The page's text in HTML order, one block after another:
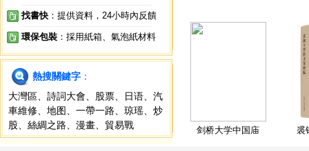
找書快 ：提供資料，24小時內反饋
環保包裝 ：採用紙箱、氣泡紙材料
熱搜關鍵字 ：
大灣區
詩詞大會 股票 日语
汽
車維修
地图 一帶一路 琼瑶
炒
股
絲綢之路 漫畫 貿易戰 剑桥大学中国庙 裘